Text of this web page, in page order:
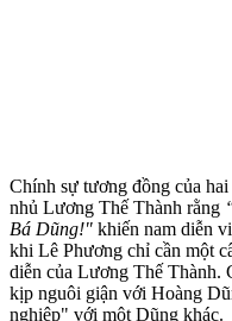
Chính sự tương đồng của
nhủ Lương Thế Thành rằng
Bá Dũng!" khiến nam diễn
khi Lê Phương chỉ cần một
diễn của Lương Thế Thành.
kịp nguôi giận với Hoàng
nghiệp" với một Dũng khác.